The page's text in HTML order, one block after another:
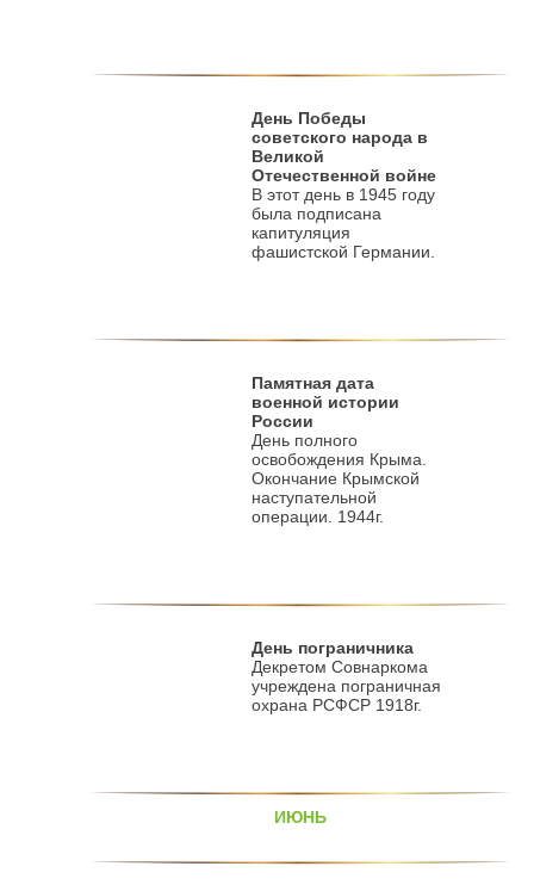
День Победы
советского народа в
Великой
Отечественной войне
В этот день в 1945 году
была подписана
капитуляция
фашистской Германии.
Памятная дата
военной истории
России
День полного
освобождения Крыма.
Окончание Крымской
наступательной
операции. 1944г.
День пограничника
Декретом Совнаркома
учреждена пограничная
охрана РСФСР 1918г.
ИЮНЬ